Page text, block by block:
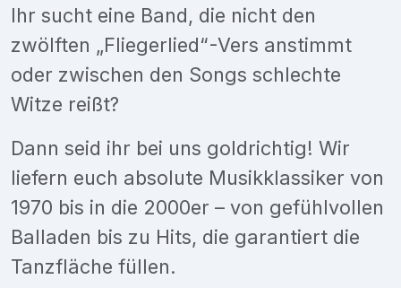
Ihr sucht eine Band, die nicht den
zwölften „Fliegerlied“-Vers anstimmt
oder zwischen den Songs schlechte
Witze reißt?
Dann seid ihr bei uns goldrichtig! Wir
liefern euch absolute Musikklassiker von
1970 bis in die 2000er – von gefühlvollen
Balladen bis zu Hits, die garantiert die
Tanzfläche füllen.